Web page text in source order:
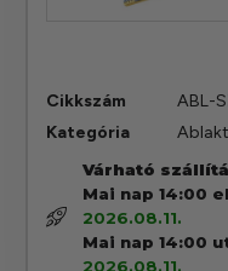
Cikkszám
ABL-
Kategória
Várható
Mai nap 14:00
2026.08.11.
Mai nap 14:00
2026.08.11.